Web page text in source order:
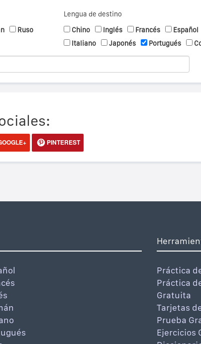
Ruso
Lengua de destino
Chino
Inglés Francés Español
Italiano
Japonés Portugués
PINTEREST
Práctica
Práctica
Gratuita
Tarjetas
Prueba
Ejercicios